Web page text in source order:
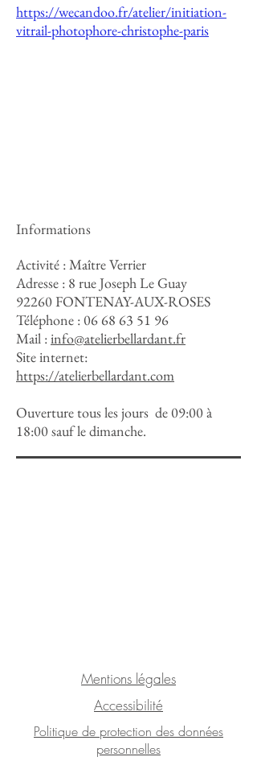
https://wecandoo.fr/atelier/initiation-
vitrail-photophore-christophe-paris
Informations
Activité : Maître Verrier
Adresse : 8 rue Joseph Le Guay
92260 FONTENAY-AUX-ROSES
Téléphone :06 68 63 51 96
Mail :info@atelierbellardant.fr
Site internet:
https://atelierbellardant.com
Ouverture tous les jours de 09:00 à
18:00 sauf le dimanche.
Mentions légales
Accessibilité
Politique de protection des données
personnelles